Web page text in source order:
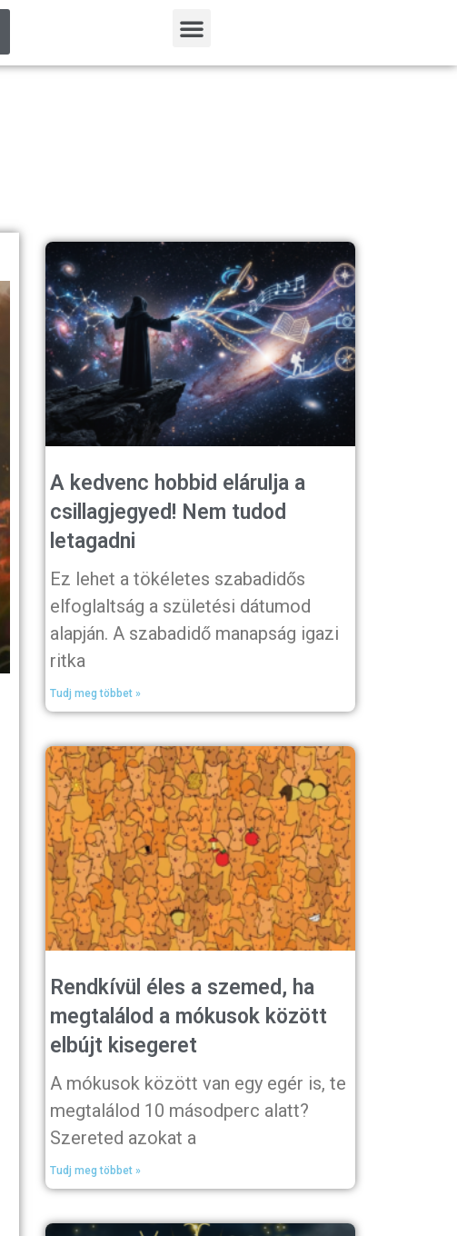
A kedvenc hobbid elárulja a
csillagjegyed! Nem tudod
letagadni
Ez lehet a tökéletes szabadidős
elfoglaltság a születési dátumod
alapján. A szabadidő manapság igazi
ritka
Tudj meg többet »
Rendkívül éles a szemed, ha
megtalálod a mókusok között
elbújt kisegeret
A mókusok között van egy egér is, te
megtalálod 10 másodperc alatt?
Szereted azokat a
Tudj meg többet »